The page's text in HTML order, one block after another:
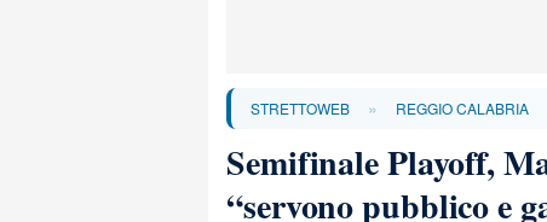
STRETTOWEB » REGGIO CALABRIA
Semifinale Playoff,
“servono pubblico e